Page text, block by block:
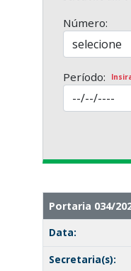
Número:
Período:
Portaria 034/
Data:
Secretaria(s):